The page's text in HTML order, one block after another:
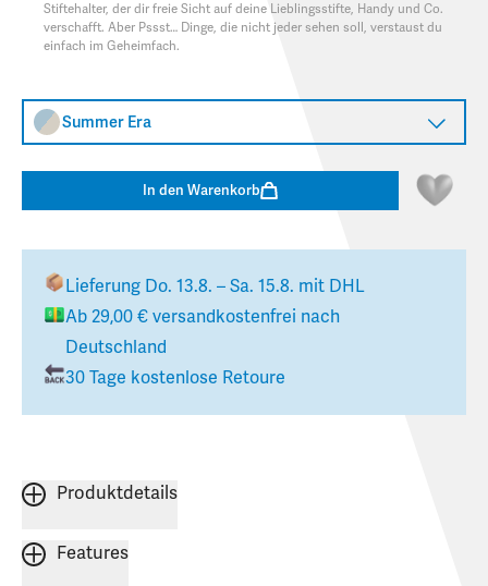
Stiftehalter, der dir freie Sicht auf deine Lieblingsstifte, Handy und Co.
verschafft. Aber Pssst… Dinge, die nicht jeder sehen soll, verstaust du
einfach im Geheimfach.
Summer Era
In den Warenkorb
Lieferung Do. 13.8. – Sa. 15.8. mit DHL
Ab 29,00 € versandkostenfrei nach
Deutschland
30 Tage kostenlose Retoure
Produktdetails
Features